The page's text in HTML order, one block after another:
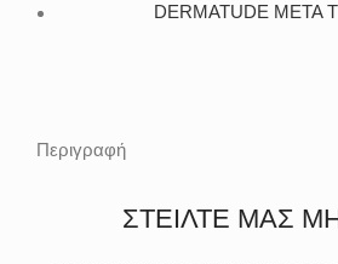
DERMATUDE META
Περιγραφή
ΣΤΕΙΛΤΕ ΜΑΣ